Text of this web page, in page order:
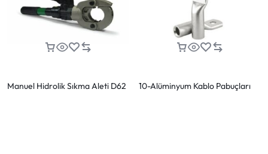
Manuel Hidrolik Sıkma Aleti D62 10-Alüminyum Kablo Pabuçları